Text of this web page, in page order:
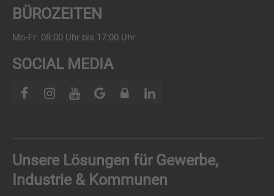
BÜROZEITEN
Mo-Fr: 08:00 Uhr bis 17:00 Uhr
SOCIAL MEDIA
Unsere Lösungen für Gewerbe,
Industrie & Kommunen